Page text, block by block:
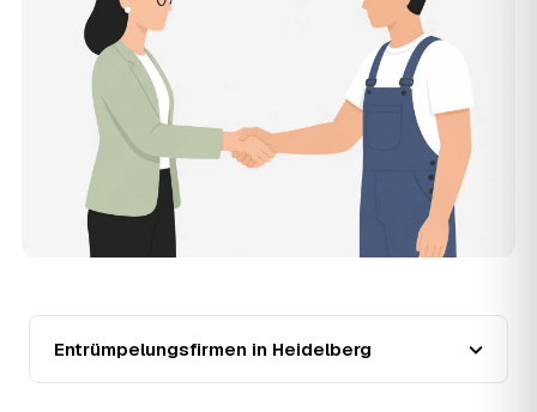
Beschreibung.
Werden Entrümpelungen in Heidelberg in
Zukunft teurer?
Seit 2021 verlief die Preisentwicklung in Heidelberg
fallend (−36 %), mit dem bisherigen Höchststand im Jahr
2022. Eine Prognose lässt sich daraus nicht ableiten,
aber die Daten zeigen: Wer frühzeitig anfragt, sichert sich
das aktuelle Preisniveau als Festpreis — unabhängig
davon, wie sich der Markt weiterentwickelt.
Warum schwankt der Preis zwischen 550 und
Die Spanne ergibt sich vor allem aus Menge und
eher am unteren Ende, eine voll möblierte Wohnung mit
Etage ohne Aufzug oder viel Sperrmüll eher am oberen.
Entrümpelungsfirmen in Heidelberg